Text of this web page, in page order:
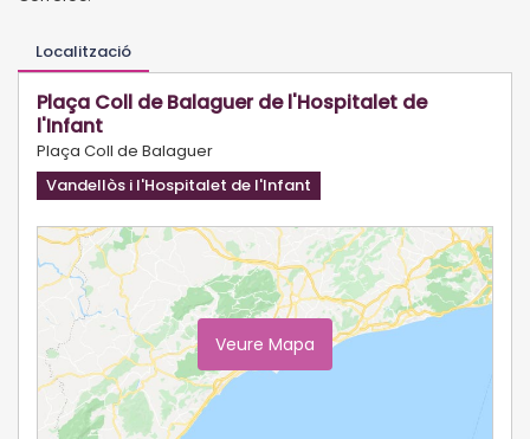
Localització
Plaça Coll de Balaguer de l'Hospitalet de
l'Infant
Plaça Coll de Balaguer
Vandellòs i l'Hospitalet de l'Infant
Veure Mapa